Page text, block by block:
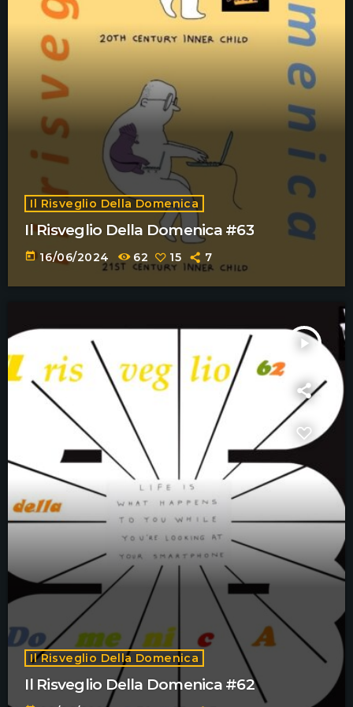
Il Risveglio Della Domenica
Il Risveglio Della Domenica #63
today 16/06/2024 62 15 7
play_arrow
Il Risveglio Della Domenica
Il Risveglio Della Domenica #62